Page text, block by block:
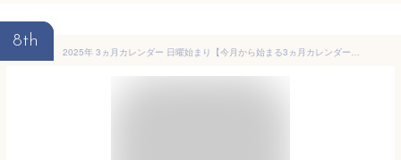
8th
2025年 3ヵ月カレンダー 日曜始まり【今月から始まる3ヵ月カレンダー】 卓上 タテ型 1月始まり 3ヶ月